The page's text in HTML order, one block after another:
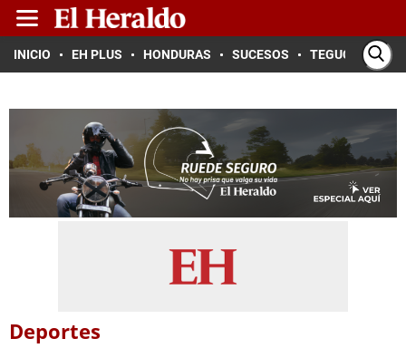
INICIO EH PLUS HONDURAS SUCESOS TEGUCIGALPA
Deportes